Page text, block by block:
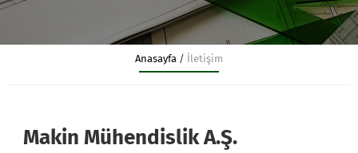
Anasayfa/ İletişim
Makin Mühendislik A.Ş.